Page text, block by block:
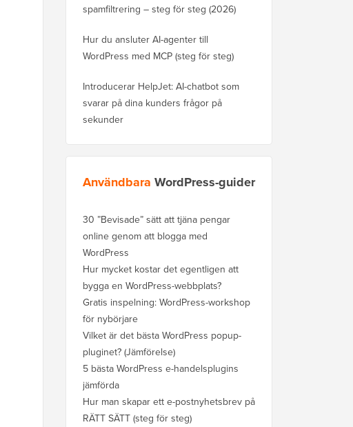
spamfiltrering – steg för steg (2026)
Hur du ansluter AI-agenter till
WordPress med MCP (steg för steg)
Introducerar HelpJet: AI-chatbot som
svarar på dina kunders frågor på
sekunder
Användbara WordPress-guider
30 ”Bevisade” sätt att tjäna pengar
online genom att blogga med
WordPress
Hur mycket kostar det egentligen att
bygga en WordPress-webbplats?
Gratis inspelning: WordPress-workshop
för nybörjare
Vilket är det bästa WordPress popup-
pluginet? (Jämförelse)
5 bästa WordPress e-handelsplugins
jämförda
Hur man skapar ett e-postnyhetsbrev på
RÄTT SÄTT (steg för steg)